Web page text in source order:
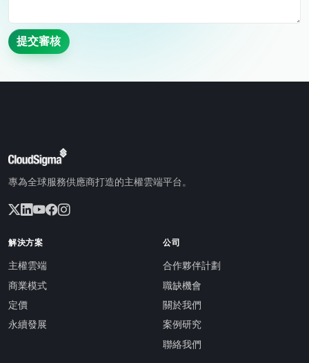
提交審核
專為全球服務供應商打造的主權雲端平台。
解決方案
主權雲端
商業模式
定價
永續發展
公司
合作夥伴計劃
職缺機會
關於我們
案例研究
聯絡我們